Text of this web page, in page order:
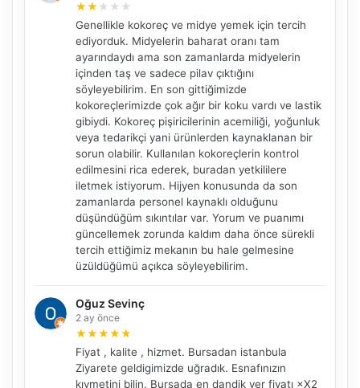
★★ ★ ★ ★
Genellikle kokoreç ve midye yemek için tercih
ediyorduk. Midyelerin baharat oranı tam
ayarındaydı ama son zamanlarda midyelerin
içinden taş ve sadece pilav çıktığını
söyleyebilirim. En son gittiğimizde
kokoreçlerimizde çok ağır bir koku vardı ve lastik
gibiydi. Kokoreç pişiricilerinin acemiliği, yoğunluk
veya tedarikçi yani ürünlerden kaynaklanan bir
sorun olabilir. Kullanılan kokoreçlerin kontrol
edilmesini rica ederek, buradan yetkililere
iletmek istiyorum. Hijyen konusunda da son
zamanlarda personel kaynaklı olduğunu
düşündüğüm sıkıntılar var. Yorum ve puanımı
güncellemek zorunda kaldım daha önce sürekli
tercih ettiğimiz mekanın bu hale gelmesine
üzüldüğümü açıkca söyleyebilirim.
Oğuz Sevinç
2 ay önce
★★★★★
Fiyat , kalite , hizmet. Bursadan istanbula
Ziyarete geldigimizde uğradık. Esnafınızın
kıymetini bilin. Bursada en dandik yer fiyatı ×X2
NBY Akıllı Asistan
AI kullanmadan, sitedeki gerçek yerlerle akıllı rota
Şehir / ilçe
🧭 Rehber ⭐ Popüler ✨ İlk kez gelen